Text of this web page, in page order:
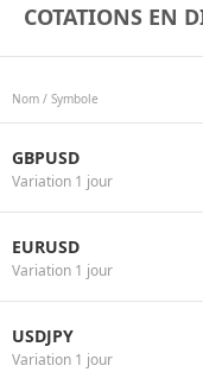
COTATIONS EN
Nom / Symbole
GBPUSD
Variation 1 jour
EURUSD
Variation 1 jour
USDJPY
Variation 1 jour